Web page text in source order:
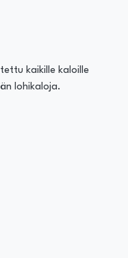
kaikille kaloille
lohikaloja.